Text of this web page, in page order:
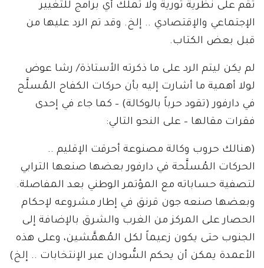
تقم على نظرية ثورية ولا تملك أي برامج للتغيير
الإجتماعي والإقتصادي .. إلخ. وقد تم الرد عليها من
قبل بعض الكتاب.
لم يكن ليتم الرد على ما ذكرته الأستاذة/ رشا عوض
لولا أهمية ما أشارت إليه بأن حركات الكفاح المُسلَّح
في دارفور (تقود حرباً بالوكالة) – كما جاء في إحدى
فقرات مقالها – على النحو التالي:
(هنالك حروب وكالة مصنوعة أحرقت الإقليم ..
الحركات المُسلَّحة في دارفور بعضها صنعها الترابي
لتصفية حساباته مع المؤتمر الوطني بعد المفاصلة.
وبعضها صنعه جون قرنق في إطار مشروعه لإحكام
الحصار على المركز من الغرب والشرق بالإضافة إلى
الجنوب حتى يكون زعيماً لكل المُهمَّشين، وعلى هذه
الأعمدة يمكن أن يحكم السُّودان عبر الإنتخابات .. إلخ)